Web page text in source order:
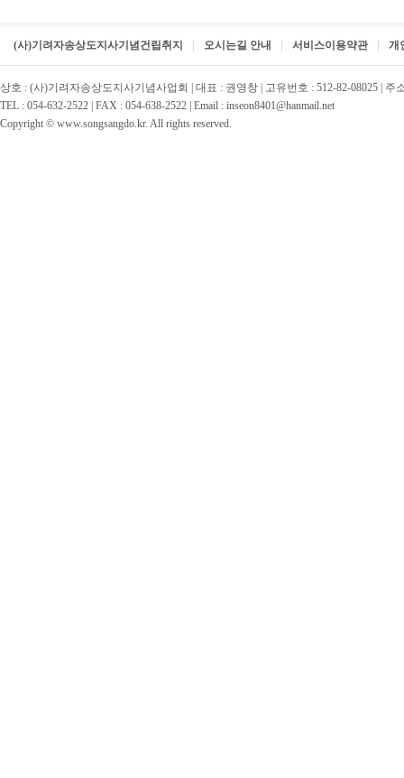
(사)기려자송상도지사기념건립취지 오시는길 안내 서비스이용약관 개
상호 : (사)기려자송상도지사기념사업회 | 대표 : 권영창 | 고유번호 : 512-82-08025 |
TEL : 054-632-2522 | FAX : 054-638-2522 | Email : inseon8401@hanmail.net
Copyright © www.songsangdo.kr. All rights reserved.